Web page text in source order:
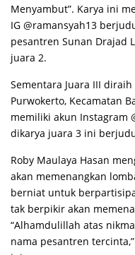
Menyambut”. Karya ini
IG @ramansyah13
pesantren Sunan Drajad
juara 2.
Sementara Juara III
Purwokerto, Kecamatan
memiliki akun Instagram
dikarya juara 3 ini
Roby Maulaya Hasan
akan memenangkan
berniat untuk
tak berpikir akan
“Alhamdulillah atas
nama pesantren